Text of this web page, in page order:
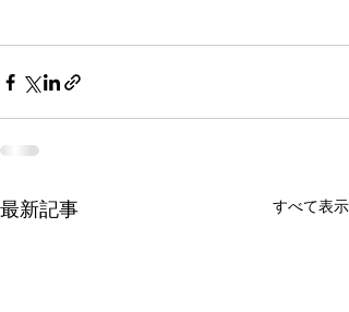
最新記事 すべて表示